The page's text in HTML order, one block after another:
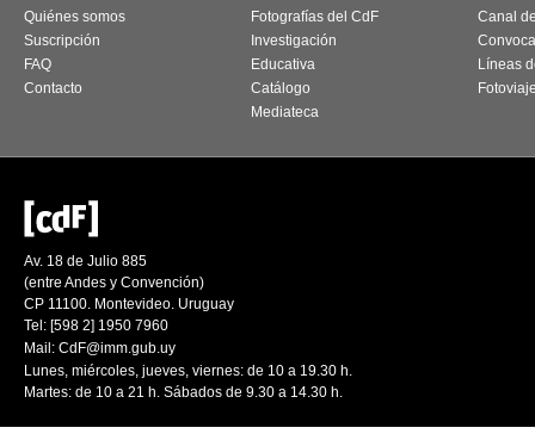
Quiénes somos
Suscripción
FAQ
Contacto
Fotografías del CdF
Investigación
Educativa
Catálogo
Mediateca
Canal
Líneas
Av. 18 de Julio 885
(entre Andes y Convención)
CP 11100. Montevideo. Uruguay
Tel: [598 2] 1950 7960
Mail: CdF@imm.gub.uy
Lunes, miércoles, jueves, viernes: de 10 a 19.30 h.
Martes: de 10 a 21 h. Sábados de 9.30 a 14.30 h.